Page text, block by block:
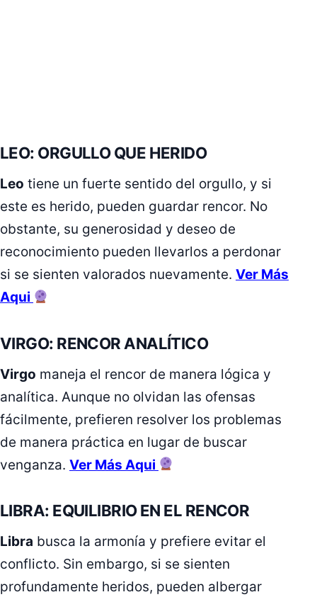
LEO: ORGULLO QUE HERIDO
Leo tiene un fuerte sentido del orgullo, y si
este es herido, pueden guardar rencor. No
obstante, su generosidad y deseo de
reconocimiento pueden llevarlos a perdonar
si se sienten valorados nuevamente. Ver Más
Aqui
VIRGO: RENCOR ANALÍTICO
Virgo maneja el rencor de manera lógica y
analítica. Aunque no olvidan las ofensas
fácilmente, prefieren resolver los problemas
de manera práctica en lugar de buscar
venganza. Ver Más Aqui
LIBRA: EQUILIBRIO EN EL RENCOR
Libra busca la armonía y prefiere evitar el
conflicto. Sin embargo, si se sienten
profundamente heridos, pueden albergar